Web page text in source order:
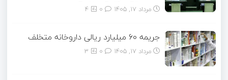
مرداد ۱۷, ۱۴۰۵ 4
جریمه ۶۰ میلیارد ریالی داروخانه متخلف
مرداد ۱۷, ۱۴۰۵ 3